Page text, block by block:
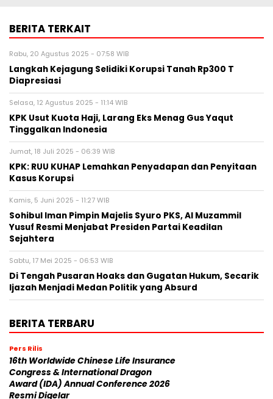
BERITA TERKAIT
Rabu, 20 Agustus 2025 - 07:58 WIB
Langkah Kejagung Selidiki Korupsi Tanah Rp300 T
Diapresiasi
Selasa, 12 Agustus 2025 - 11:14 WIB
KPK Usut Kuota Haji, Larang Eks Menag Gus Yaqut
Tinggalkan Indonesia
Jumat, 18 Juli 2025 - 06:39 WIB
KPK: RUU KUHAP Lemahkan Penyadapan dan Penyitaan
Kasus Korupsi
Kamis, 5 Juni 2025 - 11:27 WIB
Sohibul Iman Pimpin Majelis Syuro PKS, Al Muzammil
Yusuf Resmi Menjabat Presiden Partai Keadilan
Sejahtera
Sabtu, 17 Mei 2025 - 06:53 WIB
Di Tengah Pusaran Hoaks dan Gugatan Hukum, Secarik
Ijazah Menjadi Medan Politik yang Absurd
BERITA TERBARU
Pers Rilis
16th Worldwide Chinese Life Insurance
Congress & International Dragon
Award (IDA) Annual Conference 2026
Resmi Digelar